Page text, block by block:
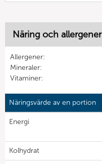
Näring och allergener
Allergener:
Mineraler:
Vitaminer:
Näringsvärde av en portion
Energi
Kolhydrat